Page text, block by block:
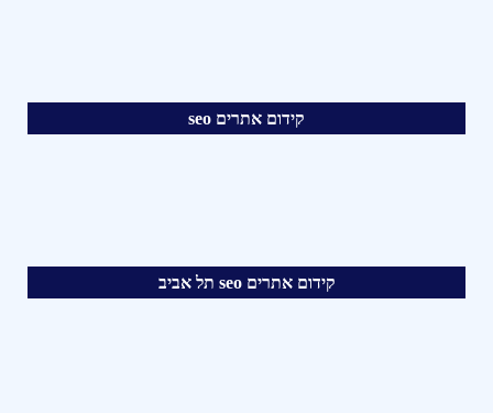
קידום אתרים seo
קידום אתרים seo תל אביב